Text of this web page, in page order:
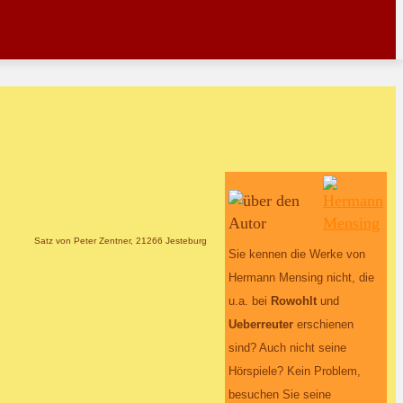
Satz von Peter Zentner, 21266 Jesteburg
Sie kennen die Werke von
Hermann Mensing nicht, die
u.a. bei Rowohlt und
Ueberreuter erschienen
sind? Auch nicht seine
Hörspiele? Kein Problem,
besuchen Sie seine